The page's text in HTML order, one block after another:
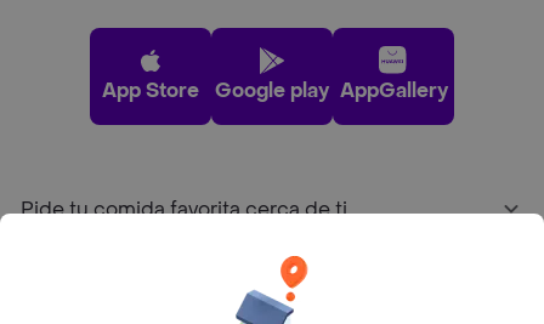
App Store Google play AppGallery
Pide tu comida favorita cerca de ti